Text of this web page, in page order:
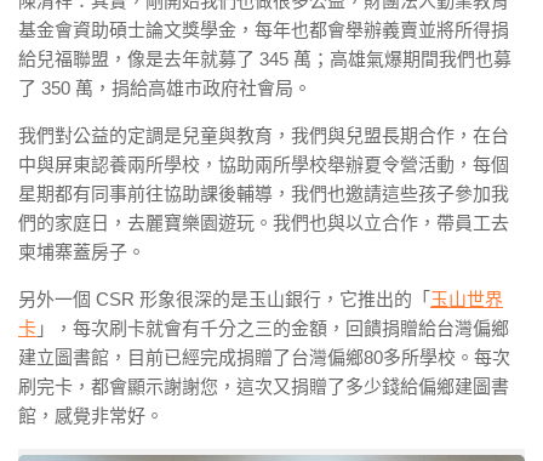
基金會資助碩士論文獎學金，每年也都會舉辦義賣並將所得捐
給兒福聯盟，像是去年就募了 345 萬；高雄氣爆期間我們也募
了 350 萬，捐給高雄市政府社會局。
我們對公益的定調是兒童與教育，我們與兒盟長期合作，在台
中與屏東認養兩所學校，協助兩所學校舉辦夏令營活動，每個
星期都有同事前往協助課後輔導，我們也邀請這些孩子參加我
們的家庭日，去麗寶樂園遊玩。我們也與以立合作，帶員工去
柬埔寨蓋房子。
另外一個 CSR 形象很深的是玉山銀行，它推出的「 玉山世界
卡 」，每次刷卡就會有千分之三的金額，回饋捐贈給台灣偏鄉
建立圖書館，目前已經完成捐贈了台灣偏鄉80多所學校。每次
刷完卡，都會顯示謝謝您，這次又捐贈了多少錢給偏鄉建圖書
館，感覺非常好。